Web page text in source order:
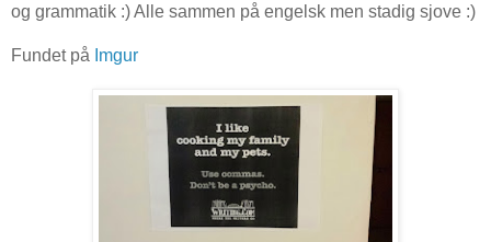
og grammatik :) Alle sammen på engelsk men stadig sjove :)
Fundet på Imgur